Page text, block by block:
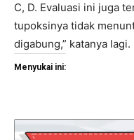
C, D. Evaluasi ini juga
tupoksinya tidak
digabung,” katanya lagi.
Menyukai ini: